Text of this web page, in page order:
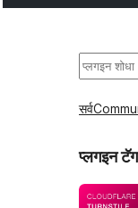
शोधा
सर्व
प्लगइन